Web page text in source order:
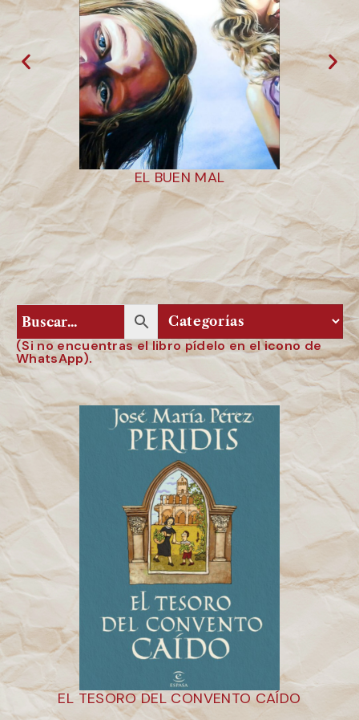
EL BUEN MAL
(Si no encuentras el libro pídelo en el icono de
WhatsApp).
EL TESORO DEL CONVENTO CAÍDO